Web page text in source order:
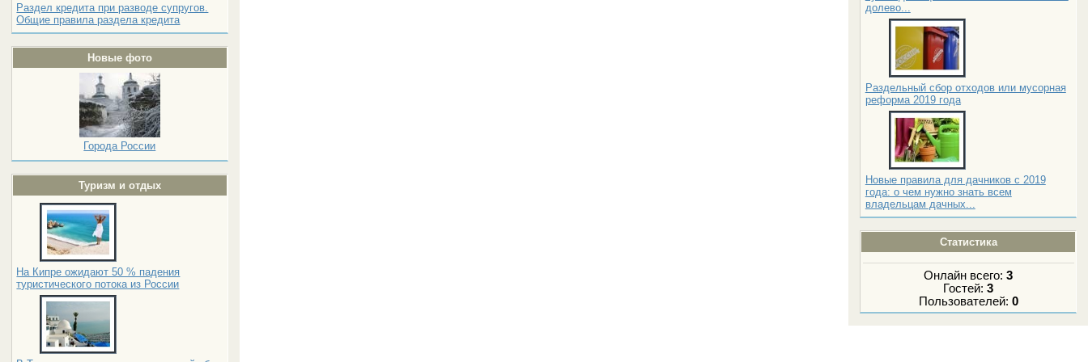
Раздел кредита при разводе супругов.
Общие правила раздела кредита
Новые фото
Города России
Туризм и отдых
На Кипре ожидают 50 % падения
туристического потока из России
долево...
Раздельный сбор отходов или мусорная
реформа 2019 года
Новые правила для дачников с 2019
года: о чем нужно знать всем
владельцам дачных...
Статистика
Онлайн всего:3
Гостей:3
Пользователей: 0